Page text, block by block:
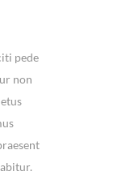
pede
non